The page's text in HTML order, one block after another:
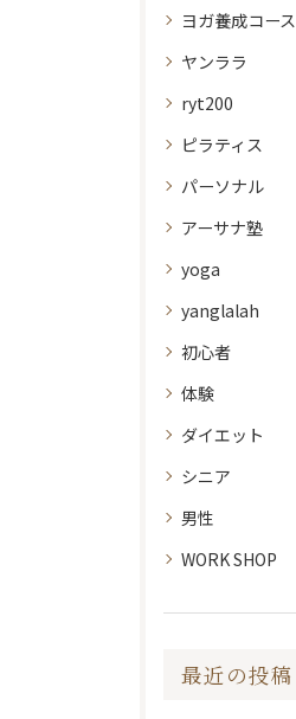
ヨガ養成コース
ヤンララ
ryt200
ピラティス
パーソナル
アーサナ塾
yoga
yanglalah
初心者
体験
ダイエット
シニア
男性
WORK SHOP
最近の投稿